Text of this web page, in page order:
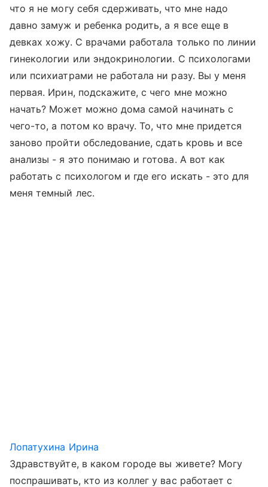
что я не могу себя сдерживать, что мне надо
давно замуж и ребенка родить, а я все еще в
девках хожу. С врачами работала только по линии
гинекологии или эндокринологии. С психологами
или психиатрами не работала ни разу. Вы у меня
первая. Ирин, подскажите, с чего мне можно
начать? Может можно дома самой начинать с
чего-то, а потом ко врачу. То, что мне придется
заново пройти обследование, сдать кровь и все
анализы - я это понимаю и готова. А вот как
работать с психологом и где его искать - это для
меня темный лес.
Лопатухина Ирина
Здравствуйте, в каком городе вы живете? Могу
поспрашивать, кто из коллег у вас работает с